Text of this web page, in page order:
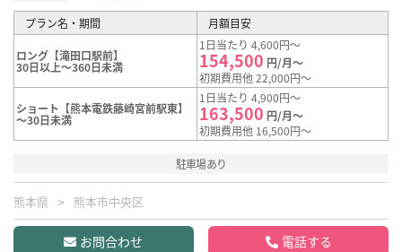
プラン名・期間 月額目安
ロング【滝田口駅前】
30日以上～360日未満
1日当たり 4,600円～
154,500 円/月～
初期費用他 22,000円～
ショート【熊本電鉄藤崎宮前駅東】
～30日未満
1日当たり 4,900円～
163,500 円/月～
初期費用他 16,500円～
駐車場あり
熊本県 熊本市中央区
お問合わせ 電話する